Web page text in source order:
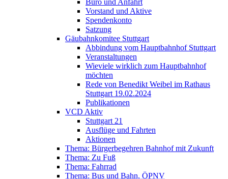
Büro und Anfahrt
Vorstand und Aktive
Spendenkonto
Satzung
Gäubahnkomitee Stuttgart
Abbindung vom Hauptbahnhof Stuttgart
Veranstaltungen
Wieviele wirklich zum Hauptbahnhof
möchten
Rede von Benedikt Weibel im Rathaus
Stuttgart 19.02.2024
Publikationen
VCD Aktiv
Stuttgart 21
Ausflüge und Fahrten
Aktionen
Thema: Bürgerbegehren Bahnhof mit Zukunft
Thema: Zu Fuß
Thema: Fahrrad
Thema: Bus und Bahn, ÖPNV